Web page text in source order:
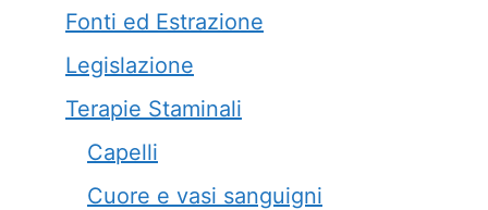
Fonti ed Estrazione
Legislazione
Terapie Staminali
Capelli
Cuore e vasi sanguigni